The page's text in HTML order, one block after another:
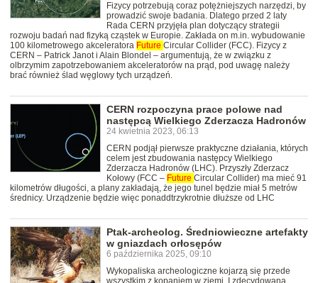
Fizycy potrzebują coraz potężniejszych narzędzi, by
prowadzić swoje badania. Dlatego przed 2 laty
Rada CERN przyjęła plan dotyczący strategii
rozwoju badań nad fizyką cząstek w Europie. Zakłada on m.in. wybudowanie
100 kilometrowego akceleratora Future Circular Collider (FCC). Fizycy z
CERN – Patrick Janot i Alain Blondel – argumentują, że w związku z
olbrzymim zapotrzebowaniem akceleratorów na prąd, pod uwagę należy
brać również ślad węglowy tych urządzeń.
CERN rozpoczyna prace polowe nad
następcą Wielkiego Zderzacza Hadronów
24 kwietnia 2023, 06:13
CERN podjął pierwsze praktyczne działania, których
celem jest zbudowania następcy Wielkiego
Zderzacza Hadronów (LHC). Przyszły Zderzacz
Kołowy (FCC – Future Circular Collider) ma mieć 91
kilometrów długości, a plany zakładają, że jego tunel będzie miał 5 metrów
średnicy. Urządzenie będzie więc ponaddtrzykrotnie dłuższe od LHC
Ptak-archeolog. Średniowieczne artefakty
w gniazdach orłosępów
6 października 2025, 09:10
Wykopaliska archeologiczne kojarzą się przede